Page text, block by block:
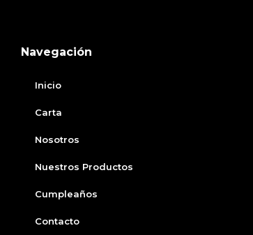
Navegación
Inicio
Carta
Nosotros
Nuestros Productos
Cumpleaños
Contacto